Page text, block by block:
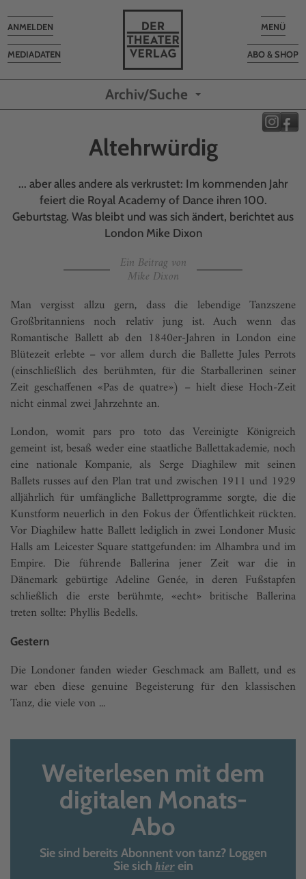
Toggle
MENÜ
ABO & SHOP
MEDIADATEN
Toggle
navigation
ANMELDEN
Archiv/Suche
Altehrwürdig
... aber alles andere als verkrustet: Im kommenden Jahr
feiert die Royal Academy of Dance ihren 100.
Geburtstag. Was bleibt und was sich ändert, berichtet aus
London Mike Dixon
Ein Beitrag von
Mike Dixon
Man vergisst allzu gern, dass die lebendige Tanzszene
Großbritanniens noch relativ jung ist. Auch wenn das
Romantische Ballett ab den 1840er-Jahren in London eine
Blütezeit erlebte – vor allem durch die Ballette Jules Perrots
(einschließlich des berühmten, für die Starballerinen seiner
Zeit geschaffenen «Pas de quatre») – hielt diese Hoch-Zeit
nicht einmal zwei Jahrzehnte an.
London, womit pars pro toto das Vereinigte Königreich
gemeint ist, besaß weder eine staatliche Ballettakademie, noch
eine nationale Kompanie, als Serge Diaghilew mit seinen
Ballets russes auf den Plan trat und zwischen 1911 und 1929
alljährlich für umfängliche Ballettprogramme sorgte, die die
Kunstform neuerlich in den Fokus der Öffentlichkeit rückten.
Vor Diaghilew hatte Ballett lediglich in zwei Londoner Music
Halls am Leicester Square stattgefunden: im Alhambra und im
Empire. Die führende Ballerina jener Zeit war die in
Dänemark gebürtige Adeline Genée, in deren Fußstapfen
schließlich die erste berühmte, «echt» britische Ballerina
treten sollte: Phyllis Bedells.
Gestern
Die Londoner fanden wieder Geschmack am Ballett, und es
war eben diese genuine Begeisterung für den klassischen
Tanz, die viele von ...
Weiterlesen mit dem
digitalen Monats-
Abo
Sie sind bereits Abonnent von tanz? Loggen
Sie sich hierein